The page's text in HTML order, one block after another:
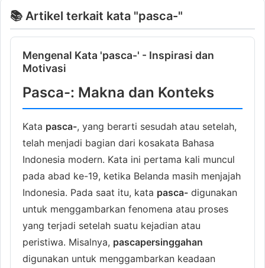
📚 Artikel terkait kata "pasca-"
Mengenal Kata 'pasca-' - Inspirasi dan
Motivasi
Pasca-: Makna dan Konteks
Kata pasca-, yang berarti sesudah atau setelah,
telah menjadi bagian dari kosakata Bahasa
Indonesia modern. Kata ini pertama kali muncul
pada abad ke-19, ketika Belanda masih menjajah
Indonesia. Pada saat itu, kata pasca- digunakan
untuk menggambarkan fenomena atau proses
yang terjadi setelah suatu kejadian atau
peristiwa. Misalnya, pascapersinggahan
digunakan untuk menggambarkan keadaan